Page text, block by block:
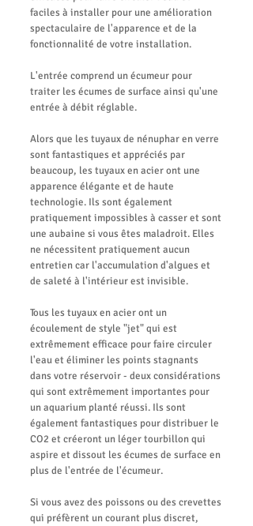
faciles à installer pour une amélioration
spectaculaire de l'apparence et de la
fonctionnalité de votre installation.
L'entrée comprend un écumeur pour
traiter les écumes de surface ainsi qu'une
entrée à débit réglable.
Alors que les tuyaux de nénuphar en verre
sont fantastiques et appréciés par
beaucoup, les tuyaux en acier ont une
apparence élégante et de haute
technologie. Ils sont également
pratiquement impossibles à casser et sont
une aubaine si vous êtes maladroit. Elles
ne nécessitent pratiquement aucun
entretien car l'accumulation d'algues et
de saleté à l'intérieur est invisible.
Tous les tuyaux en acier ont un
écoulement de style "jet" qui est
extrêmement efficace pour faire circuler
l'eau et éliminer les points stagnants
dans votre réservoir - deux considérations
qui sont extrêmement importantes pour
un aquarium planté réussi. Ils sont
également fantastiques pour distribuer le
CO2 et créeront un léger tourbillon qui
aspire et dissout les écumes de surface en
plus de l'entrée de l'écumeur.
Si vous avez des poissons ou des crevettes
qui préfèrent un courant plus discret,